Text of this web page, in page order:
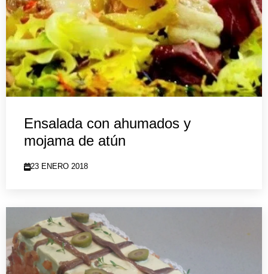
Ensalada con ahumados y
mojama de atún
23 ENERO 2018